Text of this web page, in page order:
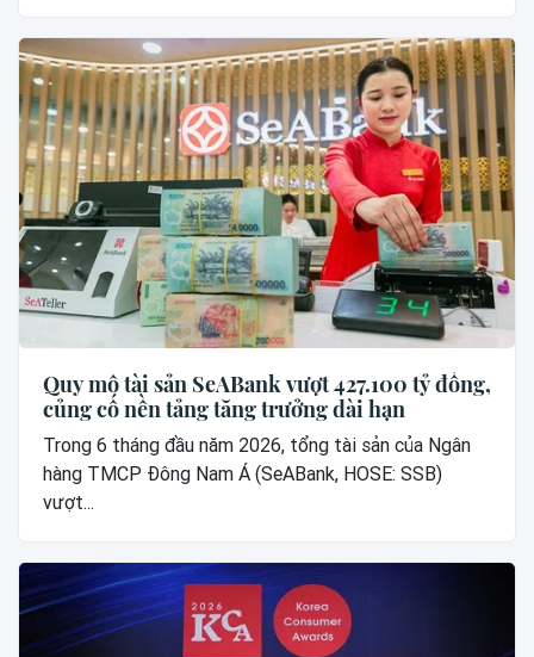
Quy mô tài sản SeABank vượt 427.100 tỷ đồng,
củng cố nền tảng tăng trưởng dài hạn
Trong 6 tháng đầu năm 2026, tổng tài sản của Ngân
hàng TMCP Đông Nam Á (SeABank, HOSE: SSB)
vượt...